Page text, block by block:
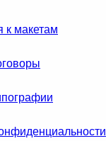
к макетам